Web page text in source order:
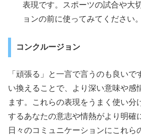
表現です。スポーツの試合や大
ョンの前に使ってみてください。
コンクルージョン
「頑張る」と一言で言うのも良い
い換えることで、より深い意味や感
ます。これらの表現をうまく使い分
するあなたの意志や情熱がより明確
日々のコミュニケーションにこれら